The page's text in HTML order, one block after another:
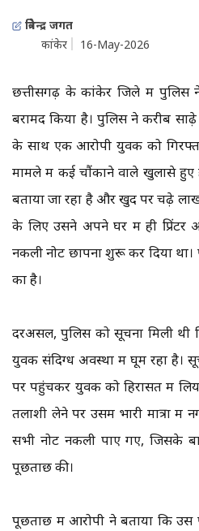
त्रिवेन्द्र जगत
कांकेर
16-May-2026
छत्तीसगढ़ के कांकेर जिले में पुलिस
बरामद किया है। पुलिस ने करीब
के साथ एक आरोपी युवक को
मामले में कई चौंकाने वाले खुलासे
बताया जा रहा है और खुद पर चढ़े
के लिए उसने अपने घर में ही
नकली नोट छापना शुरू कर दिया था।
का है।
दरअसल, पुलिस को सूचना मिली
युवक संदिग्ध अवस्था में घूम रहा है।
पर पहुंचकर युवक को हिरासत में
तलाशी लेने पर उसमें भारी मात्रा में
सभी नोट नकली पाए गए, जिसके
पूछताछ की।
पूछताछ में आरोपी ने बताया कि उस